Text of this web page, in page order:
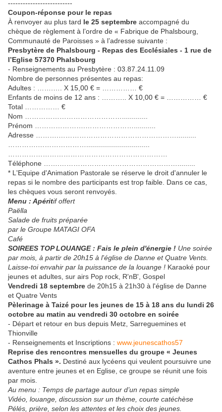
--------------------------
Coupon-réponse pour le repas
À renvoyer au plus tard le 25 septembre accompagné du
chèque de règlement à l’ordre de « Fabrique de Phalsbourg,
Communauté de Paroisses » à l’adresse suivante :
Presbytère de Phalsbourg - Repas des Ecclésiales - 1 rue de
l’Eglise 57370 Phalsbourg
- Renseignements au Presbytère : 03.87.24.11.09
Nombre de personnes présentes au repas:
Adultes : …….…. X 15,00 € = …………… €
Enfants de moins de 12 ans : ……….. X 10,00 € = …………… €
Total …………… €
Nom …………………………………….............
Prénom ………………….…………………...........
Adresse ……….……………………………………………..........
Téléphone …….…………………………………………….........
* L'Equipe d'Animation Pastorale se réserve le droit d'annuler le
repas si le nombre des participants est trop faible. Dans ce cas,
les chèques vous seront renvoyés.
Menu : Apéritif offert
Paëlla
Salade de fruits préparée
par le Groupe MATAGI OFA
Café
SOIREES TOP LOUANGE : Fais le plein d'énergie ! Une soirée
par mois, à partir de 20h15 à l'église de Danne et Quatre Vents.
Laisse-toi envahir par la puissance de la louange ! Karaoké pour
jeunes et adultes, sur airs Pop rock, R'nB', Gospel
Vendredi 18 septembre de 20h15 à 21h30 à l'église de Danne
et Quatre Vents
Pèlerinage à Taizé pour les jeunes de 15 à 18 ans du lundi 26
octobre au matin au vendredi 30 octobre en soirée
- Départ et retour en bus depuis Metz, Sarreguemines et
Thionville
- Renseignements et Inscriptions : www.jeunescathos57
Reprise des rencontres mensuelles du groupe « Jeunes
Cathos Phals ». Destiné aux lycéens qui veulent poursuivre une
aventure entre jeunes et en Eglise, ce groupe se réunit une fois
par mois.
Au menu : Temps de partage autour d’un repas simple
Vidéo, louange, discussion sur un thème, courte catéchèse
Pélés, prière, selon les attentes et les choix des jeunes.